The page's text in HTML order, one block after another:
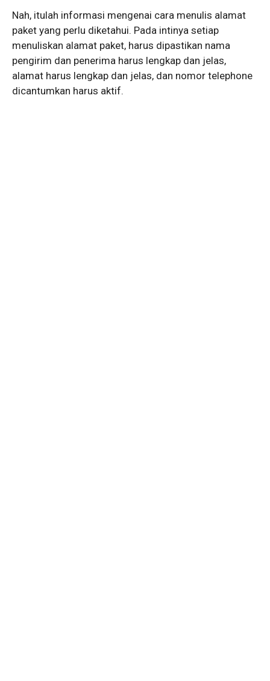
Nah, itulah informasi mengenai cara menulis alamat
paket yang perlu diketahui. Pada intinya setiap
menuliskan alamat paket, harus dipastikan nama
pengirim dan penerima harus lengkap dan jelas,
alamat harus lengkap dan jelas, dan nomor telephone
dicantumkan harus aktif.